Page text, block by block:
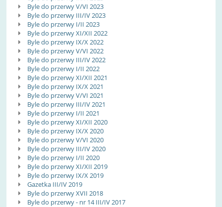
Byle do przerwy V/VI 2023
Byle do przerwy III/IV 2023
Byle do przerwy I/II 2023
Byle do przerwy XI/XII 2022
Byle do przerwy IX/X 2022
Byle do przerwy V/VI 2022
Byle do przerwy III/IV 2022
Byle do przerwy I/II 2022
Byle do przerwy XI/XII 2021
Byle do przerwy IX/X 2021
Byle do przerwy V/VI 2021
Byle do przerwy III/IV 2021
Byle do przerwy I/II 2021
Byle do przerwy XI/XII 2020
Byle do przerwy IX/X 2020
Byle do przerwy V/VI 2020
Byle do przerwy III/IV 2020
Byle do przerwy I/II 2020
Byle do przerwy XI/XII 2019
Byle do przerwy IX/X 2019
Gazetka III/IV 2019
Byle do przerwy XVII 2018
Byle do przerwy - nr 14 III/IV 2017